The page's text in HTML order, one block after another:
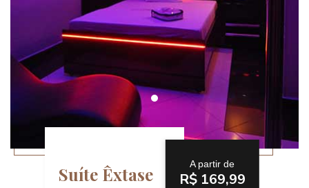
Suíte Êxtase A partir de
R$ 169,99